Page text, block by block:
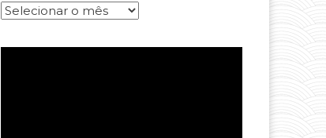
Arquivos